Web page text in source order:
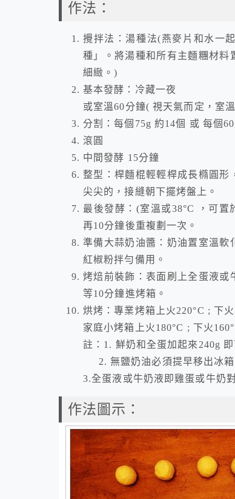
作法：
攪拌法：湯種法(燕麥片和水一
種」。將湯種和所有主麵糰材料
細緻。)
基本發酵：冷藏一夜
或室溫60分鐘( 視天氣而定，室
分割：每個75g 約14個 或 每個
滾圓
中間發酵 15分鐘
整型：桿麵棍輕輕桿成長橢圓形
尖尖的，接縫朝下擺烤盤上。
最後發酵：(室溫或38°C ，可置
再10分鐘後重複劃一次。
準備大蒜奶油醬：奶油置室溫軟
紅椒粉拌勻備用。
烤焙前裝飾：表面刷上全蛋液或
等10分鐘進烤箱。
烘烤：專業烤箱上火220°C ; 下
家庭小烤箱上火180°C ; 下火
註：1. 鮮奶和全蛋加起來240g
2. 無鹽奶油必須提早移出冰箱
3.全蛋液或牛奶液即雞蛋或牛奶
作法圖示：